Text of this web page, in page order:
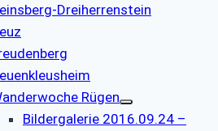
Dreiherrenstein
Rügen
Bildergalerie 2016.09.24 –